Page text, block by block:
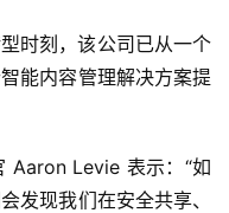
时刻，该公司已从一个
能内容管理解决方案提
Aaron Levie 表示：“如
发现我们在安全共享、